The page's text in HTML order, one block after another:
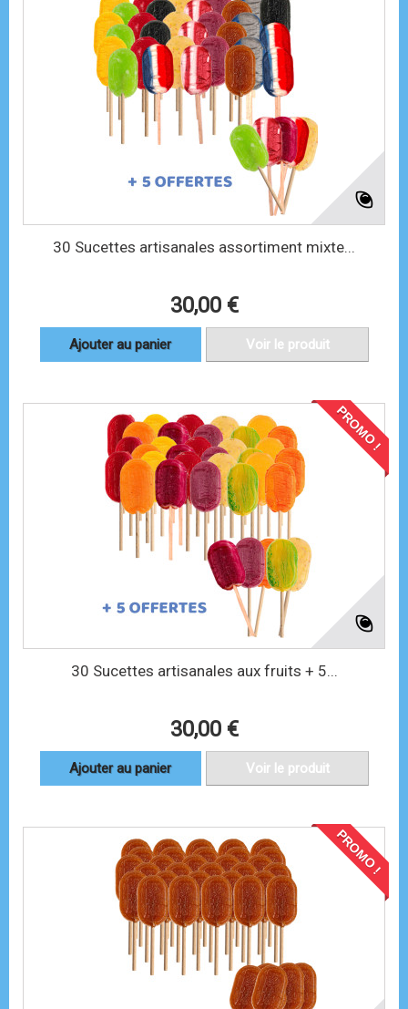
30 Sucettes artisanales assortiment mixte...
30,00 €
Ajouter au panier Voir le produit
PROMO !
30 Sucettes artisanales aux fruits + 5...
30,00 €
Ajouter au panier Voir le produit
PROMO !